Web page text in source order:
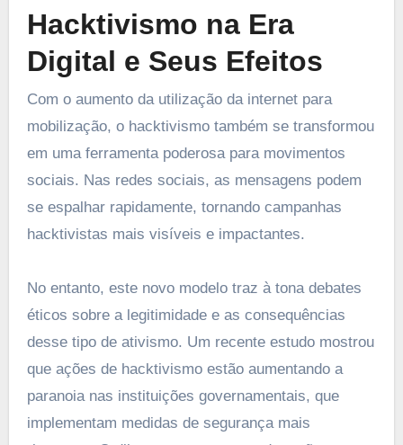
Hacktivismo na Era
Digital e Seus Efeitos
Com o aumento da utilização da internet para
mobilização, o hacktivismo também se transformou
em uma ferramenta poderosa para movimentos
sociais. Nas redes sociais, as mensagens podem
se espalhar rapidamente, tornando campanhas
hacktivistas mais visíveis e impactantes.
No entanto, este novo modelo traz à tona debates
éticos sobre a legitimidade e as consequências
desse tipo de ativismo. Um recente estudo mostrou
que ações de hacktivismo estão aumentando a
paranoia nas instituições governamentais, que
implementam medidas de segurança mais